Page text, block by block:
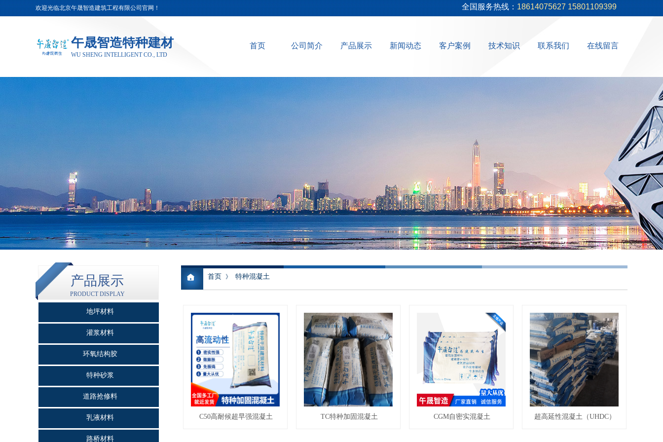
首页 公司简介 产品展示 新闻动态 客户案例 技术知识 联系我们 在线留言
全国服务热线：18614075627 15801109399
欢迎光临北京午晟智造建筑工程有限公司官网！
午晟智造特种建材
WU SHENG INTELLIGENT CO., LTD
产品展示
PRODUCT DISPLAY
首页 》 特种混凝土
地坪材料
灌浆材料
环氧结构胶
特种砂浆
道路抢修料
乳液材料
路桥材料
C50高耐候超早强混凝土 TC特种加固混凝土 CGM自密实混凝土 超高延性混凝土（UHDC）